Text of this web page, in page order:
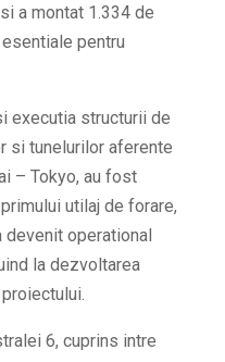
a montat 1.334 de
pentru
executia structurii de
si tunelurilor aferente
– Tokyo, au fost
utilaj de forare,
devenit operational
la dezvoltarea
6, cuprins intre